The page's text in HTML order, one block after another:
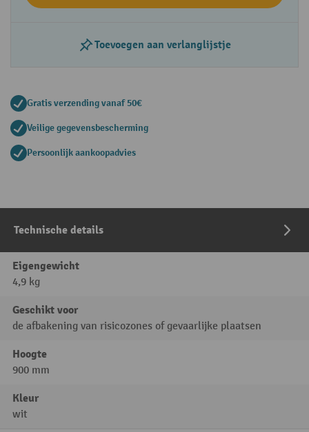
Toevoegen aan verlanglijstje
Gratis verzending vanaf 50€
Veilige gegevensbescherming
Persoonlijk aankoopadvies
Technische details
Eigengewicht
4,9 kg
Geschikt voor
de afbakening van risicozones of gevaarlijke plaatsen
Hoogte
900 mm
Kleur
wit